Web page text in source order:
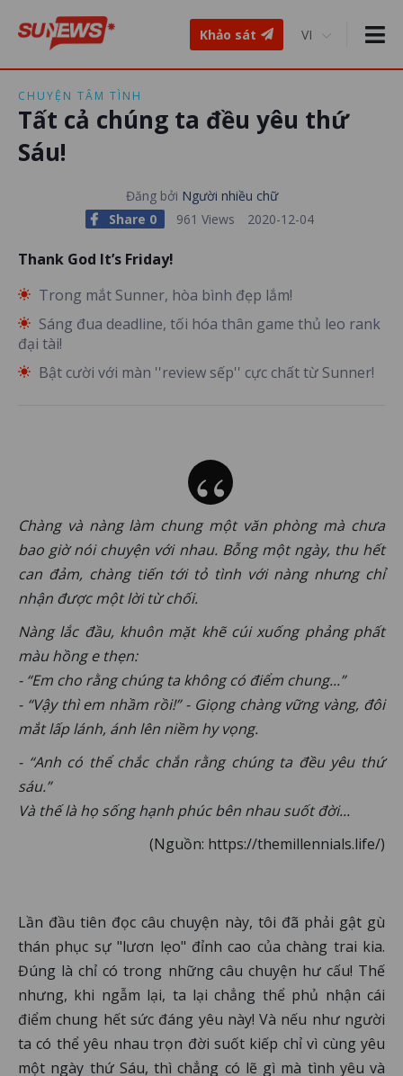
Khảo sát
CHUYỆN TÂM TÌNH
Tất cả chúng ta đều yêu thứ
Sáu!
Đăng bởi Người nhiều chữ
Share 0
961 Views 2020-12-04
Thank God It’s Friday!
Trong mắt Sunner, hòa bình đẹp lắm!
Sáng đua deadline, tối hóa thân game thủ leo rank
đại tài!
Bật cười với màn ''review sếp'' cực chất từ Sunner!
Chàng và nàng làm chung một văn phòng mà chưa
bao giờ nói chuyện với nhau. Bỗng một ngày, thu hết
can đảm, chàng tiến tới tỏ tình với nàng nhưng chỉ
nhận được một lời từ chối.
Nàng lắc đầu, khuôn mặt khẽ cúi xuống phảng phất
màu hồng e thẹn:
- “Em cho rằng chúng ta không có điểm chung...”
- “Vậy thì em nhầm rồi!” - Giọng chàng vững vàng, đôi
mắt lấp lánh, ánh lên niềm hy vọng.
- “Anh có thể chắc chắn rằng chúng ta đều yêu thứ
sáu.”
Và thế là họ sống hạnh phúc bên nhau suốt đời...
(Nguồn: https://themillennials.life/)
Lần đầu tiên đọc câu chuyện này, tôi đã phải gật gù
thán phục sự "lươn lẹo" đỉnh cao của chàng trai kia.
Đúng là chỉ có trong những câu chuyện hư cấu! Thế
nhưng, khi ngẫm lại, ta lại chẳng thể phủ nhận cái
điểm chung hết sức đáng yêu này! Và nếu như người
ta có thể yêu nhau trọn đời suốt kiếp chỉ vì cùng yêu
một ngày thứ Sáu, thì chẳng có lẽ gì mà tình yêu và